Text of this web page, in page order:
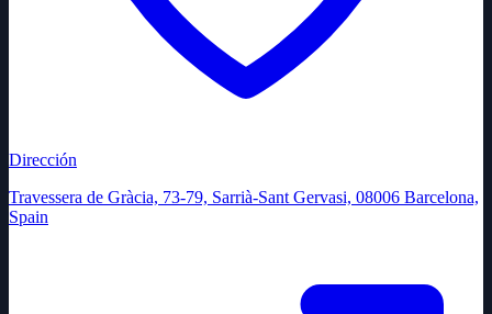
Dirección
Travessera de Gràcia, 73-79, Sarrià-Sant Gervasi, 08006 Barcelona,
Spain